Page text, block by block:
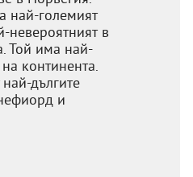
най-големият
невероятният в
Той има най-
континента.
дългите
и